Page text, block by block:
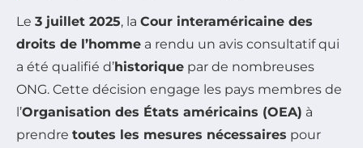
Le 3 juillet 2025, la Cour interaméricaine des
droits de l’homme a rendu un avis consultatif qui
a été qualifié d’historique par de nombreuses
ONG. Cette décision engage les pays membres de
l’Organisation des États américains (OEA) à
prendre toutes les mesures nécessaires pour